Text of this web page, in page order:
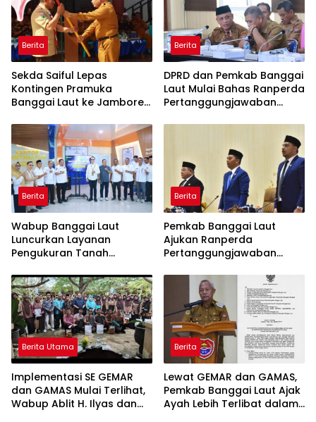
Berita
Sekda Saiful Lepas
Kontingen Pramuka
Banggai Laut ke Jambore
Jaga Nama Daerah
Berita
DPRD dan Pemkab Banggai
Laut Mulai Bahas Ranperda
Pertanggungjawaban
Berita
Wabup Banggai Laut
Luncurkan Layanan
Pengukuran Tanah
Akses dan Tingkatkan
Kepastian Hukum
Berita
Pemkab Banggai Laut
Ajukan Ranperda
Pertanggungjawaban
Pendapatan Tembus 97,02
Berita Utama
Implementasi SE GEMAR
dan GAMAS Mulai Terlihat,
Wabup Ablit H. Ilyas dan
Berita
Lewat GEMAR dan GAMAS,
Pemkab Banggai Laut Ajak
Ayah Lebih Terlibat dalam